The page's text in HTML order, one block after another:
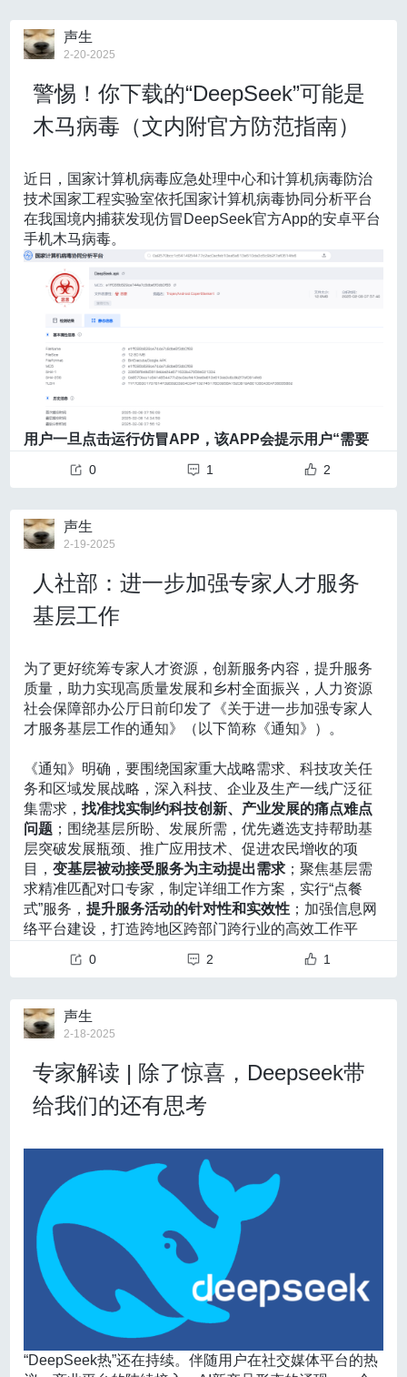
将脑电信号的多步计算过程优化为单步计算，将计算复
杂度降低了6.5倍。这项技术让脑机接口的归一化解码速
度提高了100倍以上，并在能效上实现了超过1000倍的
提升。研究还表明，通过忆阻器解码器更新和协同演进
机制，实验平均解码准确率从约60%显著提升至超过8
0%。唐建石解释道：“这一20%的准确率提升不仅代表
用户操控体验的显著改善，也为实现长时间稳定工作的
脑机接口系统奠定了基础。”
众人拾柴火焰高：学科交叉跨校合作
当被问及这项研究中最具挑战性的部分时，唐建石坦
言，项目涉及的领域非常广泛，单一团队很难单独完成
所有工作。因此，清华大学集成电路学院的唐建石、吴
华强教授团队负责协同演进忆阻器神经形态脑电解码芯
片研制和算法部署，而天津大学脑机海河实验室团队则
现。两校的紧密合作，不仅实现了优势互补，也充分体
唐建石副教授认为，持续的学术交流和深入探讨是项目
得以顺利推进的关键。在研究过程中，双方团队会定期
刘正午和梅杰也会经常性地交流探讨研究工作。
跨学科的交流为双方团队拓宽了学科视野。
在项目开始
之初，双方的团队面临着学科的壁垒。但随着合作的不
也会时不时组织头脑风暴会，共同探讨未来的合作方
向，”他说。
无论是脑机接口，还是类脑计算芯片，都离不开跨学科
合作。唐建石强调：“从材料、器件、工艺到电路、架构
设计，再到芯片测试和算法演示等，每个环节都体现不
同领域的技术专长。”因此，除了跨校合作，清华团队内
部还包括了近10位老师和上百位成员，每个团队成员发
挥各自的优势，齐心协力推进成果的研发。
不只是一项“脑控无人机”的技术
这一创新性的技术首先在脑控无人机飞行中得到了应用
验证，据研究团队公开发表的论文，这一新脑机接口系
统实现了四自由度无人机的高效实时连续操控。
“未来可能会尝试让一个人控制一个无人机集群的飞行”，
唐建石分享道，团队计划通过开发高度集成的脑电信号
采集、解码、反馈一体化芯片等方式，全面提升脑机接
不仅仅是无人机操控，高自由度和精准度的控制还具备
广泛的应用潜力。试想这项技术可以控制作为身体的一
部分（假肢等），乃至作为生活环境的一部分（家居设
备等），从而融入大众的生活中。“我们做这项技术的初
衷还是希望能够造福人类”，研究团队认为，这项脑机接
口技术会优先造福运动功能障碍患者，帮助他们通过意
念控制智能假肢、轮椅等辅助设备，实现更准确的动
焦国家战略需求与全球科技前沿，集中优势科技资源，
实施重大科技项目，发挥“大装置、大数据、大模型”在科
化与国际科研机构的合作，共同攻克关键核心技术难
题，强化关键核心技术的自主可控，提升我国在全球科
技竞争中的话语权与影响力。
激发人才创新创造活力
人才是教育发展和科技创新的主体，在教育和科技
之间发挥桥梁作用。目前我国科技人才队伍出现“量增质
缺”的结构性矛盾，基础科研人才短缺，高精尖人才结构
失衡，企业与科研机构的协同创新机制尚不健全，战略
科学家数量匮乏，高端科技人才流失风险加剧。
全人才培养、引进、使用和合理流动机制
，有助于形成
更加灵活、高效、创新、务实的科技人才生态，推动教
育、科技与产业的深度融合。
一是完善人才激励机制，增强职业发展保障。
收入分配机制，推动劳动、知识、技术、资本和数据等
薪酬待遇与学术资源配置的传统分配方式，充分体现人
才价值，激发人才创新活力。完善人才的激励机制，坚
持长期激励和短期激励相结合。同时，注重老一辈科研
人才的经验传承，加强对青年科技人才的培养与引进，
防止重要核心领域出现人才断层。
二是推动人才流动机制改革，优化人才配置。破除
人才流动壁垒，支持科技人才在企业、高校、科研机构
之间合理流动，提高人才资源利用效率。鼓励高校和科
研机构的科技人才到企业挂职锻炼，推动科研成果转
化；支持企业技术人才到高校和科研机构开展合作研
究，提升企业技术创新能力。平衡基础研究、应用研
究、试验发展的人才分布，真正做到让人才在科学“无人
流，践行成果转化；在试验“发展区”先行先试，引领创新
潮流。确保关键领域与核心技术的人才安全，为国家长
远发展提供坚实的人才支撑。
三是加强国际科技合作，吸引全球顶尖人才。
过举办国际学术会议、建立国际联合实验室、实施人才
引进计划等方式，吸引全球顶尖人才来我国工作。提升
我国科技人才的全球竞争力，鼓励我国科技人才积极参
与国际科技合作与竞争，在国际舞台上展示中国科技人
才的风采。
总之，教育、科技、人才的良性循环是推动国家创
新发展的关键支撑，也是建设现代化产业体系、抢占未
来科技制高点的重要保障。面对当前存在的诸多问题和
挑战，我们应坚定不移地深化教育体制改革，持续优化
科研创新环境，不断健全人才发展机制
，增强我国科技
深地塔科1井于2023年5月30日开钻，成功钻取我国首份
地下万米岩芯标本，在陆地万米深层全球首次发现油气
深地塔科1井井长王春生说，深地塔科1井从进入地表到
时300多天。耗时陡增背后，是难度的攀升，特别是进入
万米后，钻杆柔软得像面条，地层硬度“爆表”，还面临超
直面世界级地质和工程技术难题，中国石油组建万米深
井攻坚团队集智攻关，研发全球首台12000米特深井自
动化钻机、全球首套万米特深层测井装备等，推进我国
备的支撑下，中国石油连续钻穿12套地层，最终与5亿多
年前的岩层相遇。
科研人员根据万米深地取回的岩芯、岩屑等样品和数
据，绘制出亚洲第一份万米地质剖面图，为深地科学探
索和油气勘探提供翔实资料，将有力支撑地球深部结构
与物质组成、地球演化、气候变迁等基础科学问题研
究。
通过科研工作者的显微镜
我们一起来看看
万米地下岩石的“庐山真面目”
济的高质量发展，关键在科技创新。近年来，我国民营
企业展现出强劲创新势头。特别是最近一段时间，随着
器人凭借春晚舞台闯进大众视野，全社会对民营企业科
技创新前景的关注和期待前所未有。
当前，新一轮科技革命和产业变革为民营企业创新
科学等领域科技创新不断孕育重大突破；另一方面，我
国创新体系整体效能不断提升，在全球创新链中地位日
益重要。这些，都将为民营经济众多领域催生规模巨大
的新供给、新需求，给民营经济发展提供更加广阔的空
间。
民营企业实现高质量发展，要切实强化科技创新意
识，坚定走创新驱动发展之路，而不是传统的劳动力或
资源驱动之路。
特优势：凭借敏锐的市场洞察力可以准确把握技术需求
和趋势，凭借灵活的管理机制可以大胆投入研发，凭借
弹性制定薪酬和选人用人机制可以不拘一格降人才，等
等。把这些优势发挥好，民营企业在科技创新的赛道上
完全可能跑得更快、更好。
对各级政府来说，以科技创新助力民营经济高质量
发展，需要不断提升服务意识，持续优化创新环境。杭
州“六小龙神话”告诉我们服务企业的八字箴言：“有求必
应，无事不扰”，即当企业有需要时，政府帮一把、送一
程，以“润物细无声”的方式做好该做的事。此外，政府
还应加大对民营企业创新的支持力度，完善科技创新资
源配置方式，推动重大创新项目组织方式改革，支持具
有较强研发实力的民营企业“挑大梁”，给予民营企业科
技创新实打实的支持。
抓创新就是抓发展，谋创新就是谋未来。有了科技
创新的助力，我国民营经济将不断打开发展的新局面，
声生
2-20-2025
警惕！你下载的“DeepSeek”可能是
木马病毒（文内附官方防范指南）
近日，国家计算机病毒应急处理中心和计算机病毒防治
技术国家工程实验室依托国家计算机病毒协同分析平台
在我国境内捕获发现仿冒DeepSeek官方App的安卓平台
手机木马病毒。
用户一旦点击运行仿冒APP，该APP会提示用户“需要
后，会提示安装所谓的“新版”DeepSeek应用程序，实际
台运行和使用无障碍服务的权限，
0 1 2
声生
2-19-2025
人社部：进一步加强专家人才服务
基层工作
为了更好统筹专家人才资源，创新服务内容，提升服务
质量，助力实现高质量发展和乡村全面振兴，人力资源
社会保障部办公厅日前印发了《关于进一步加强专家人
才服务基层工作的通知》（以下简称《通知》）。
《通知》明确，要围绕国家重大战略需求、科技攻关任
务和区域发展战略，深入科技、企业及生产一线广泛征
集需求，找准找实制约科技创新、产业发展的痛点难点
问题 ；围绕基层所盼、发展所需，优先遴选支持帮助基
层突破发展瓶颈、推广应用技术、促进农民增收的项
目，变基层被动接受服务为主动提出需求 ；聚焦基层需
求精准匹配对口专家，制定详细工作方案，实行“点餐
式”服务，提升服务活动的针对性和实效性 ；加强信息网
络平台建设，打造跨地区跨部门跨行业的高效工作平
协调发展等战略，组织专家人才通过技术指导、科技推
广、联合攻关等方式，
关”机制，引导专家人才通过“揭榜挂帅”等方式参与企业
科技创新和产品研发；鼓励专家人才在基层创办高新技
术企业或科技型中小企业，推广新产品、新工艺，
结对、巡回讲学、专题授课、示范带教等方式，为基层
培养急需紧缺人才。
《通知》同时强调，参加服务活动的专家人才应具有较
高的学术造诣和扎实的业务能力，具有服务基层的良好
意愿，重点组织引导两院院士以及入选国家和省部级重
大人才工程、承担重大科技攻关任务以及地方急需紧缺
的专家人才参加。
0 2 1
声生
2-18-2025
专家解读 | 除了惊喜，Deepseek带
给我们的还有思考
“DeepSeek热”还在持续。伴随用户在社交媒体平台的热